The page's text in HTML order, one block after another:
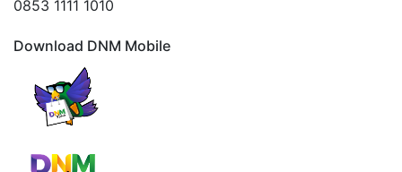
0853 1111 1010
Download DNM Mobile